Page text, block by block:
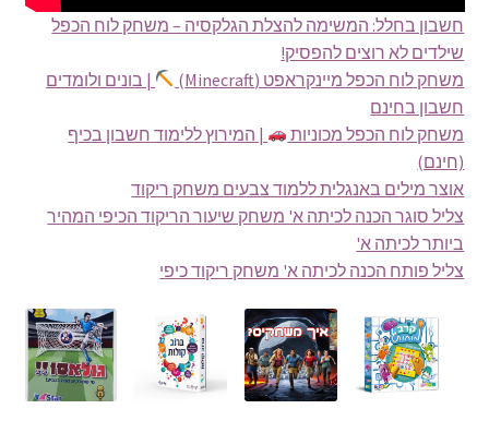
חשבון בחלל: המשימה להצלת הגלקסיה – משחק לוח הכפל
שילדים לא רוצים להפסיק!
משחק לוח הכפל מיינקראפט (Minecraft)
| בונים ולומדים
חשבון בחינם
משחק לוח הכפל מכוניות
| המירוץ ללימוד חשבון בכיף
(חינם)
אוצר מילים באנגלית ללמוד צבעים משחק ריקוד
צליל סוגר הכנה לכיתה א' משחק שיעור הריקוד הכיפי המהיר
ביותר לכיתה א'
צליל פותח הכנה לכיתה א' משחק ריקוד כיפי